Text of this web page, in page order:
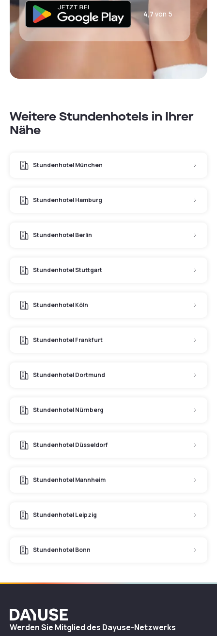
4,7 von 5
Weitere Stundenhotels in Ihrer
Nähe
Stundenhotel München
Stundenhotel Hamburg
Stundenhotel Berlin
Stundenhotel Stuttgart
Stundenhotel Köln
Stundenhotel Frankfurt
Stundenhotel Dortmund
Stundenhotel Nürnberg
Stundenhotel Düsseldorf
Stundenhotel Mannheim
Stundenhotel Leipzig
Stundenhotel Bonn
Dayuse
Werden Sie Mitglied des Dayuse-Netzwerks